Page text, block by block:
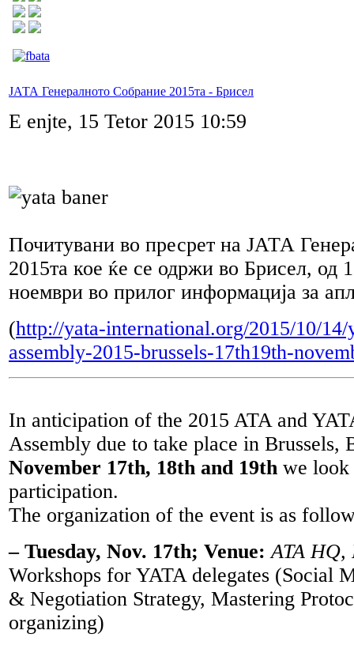
ЈАТА Генералното Собрание 2015та - Брисел
E enjte, 15 Tetor 2015 10:59
Почитувани во пресрет на ЈАТА
2015та кое ќе се одржи во Брисел, од
ноември во прилог информација за
(http://yata-international.org/2015/10/14/
assembly-2015-brussels-17th19th-
In anticipation of the 2015 ATA and
Assembly due to take place in Brussels,
November 17th, 18th and 19th we
participation.
The organization of the event is as
– Tuesday, Nov. 17th; Venue: ATA HQ,
Workshops for YATA delegates (Social
& Negotiation Strategy, Mastering
organizing)